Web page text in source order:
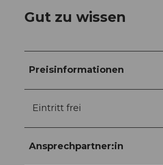
Gut zu wissen
Preisinformationen
Eintritt frei
Ansprechpartner:in